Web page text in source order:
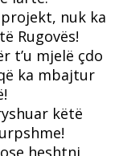
nuk ka
Rugovës!
t’u mjelë çdo
ka mbajtur
këtë
heshtni